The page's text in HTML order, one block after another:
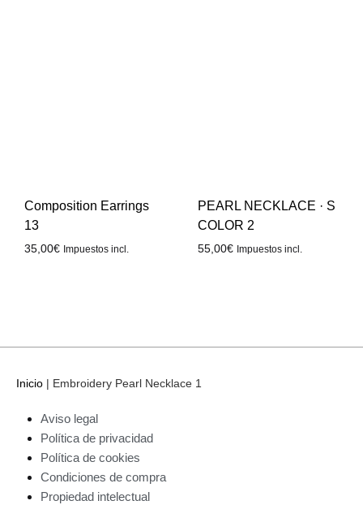
Composition Earrings
13
35,00€ Impuestos incl.
PEARL NECKLACE · S
COLOR 2
55,00€ Impuestos incl.
Inicio | Embroidery Pearl Necklace 1
Aviso legal
Política de privacidad
Política de cookies
Condiciones de compra
Propiedad intelectual